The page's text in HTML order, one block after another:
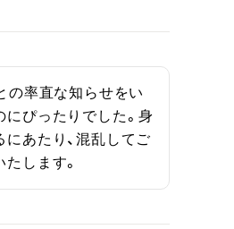
の率直な知らせをい
にぴったりでした。身
あたり、混乱してご
します。